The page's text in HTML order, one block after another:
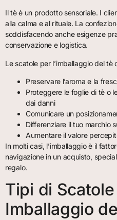
Il tè è un prodotto sensoriale. I
alla calma e al rituale. La
soddisfacendo anche esigenze
conservazione e logistica.
Le scatole per l’imballaggio del tè
Preservare l’aroma e la
Proteggere le foglie di tè o
dai danni
Comunicare un
Differenziare il tuo marchio
Aumentare il valore
In molti casi, l’imballaggio è il
navigazione in un acquisto,
regalo.
Tipi di
Imballaggio